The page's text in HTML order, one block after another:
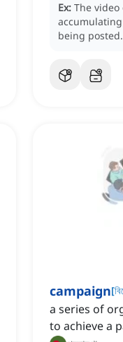
Ex: The
being posted.
campaign[
a series of
to achieve a